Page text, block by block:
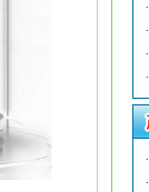
·
·
·
·
·
·